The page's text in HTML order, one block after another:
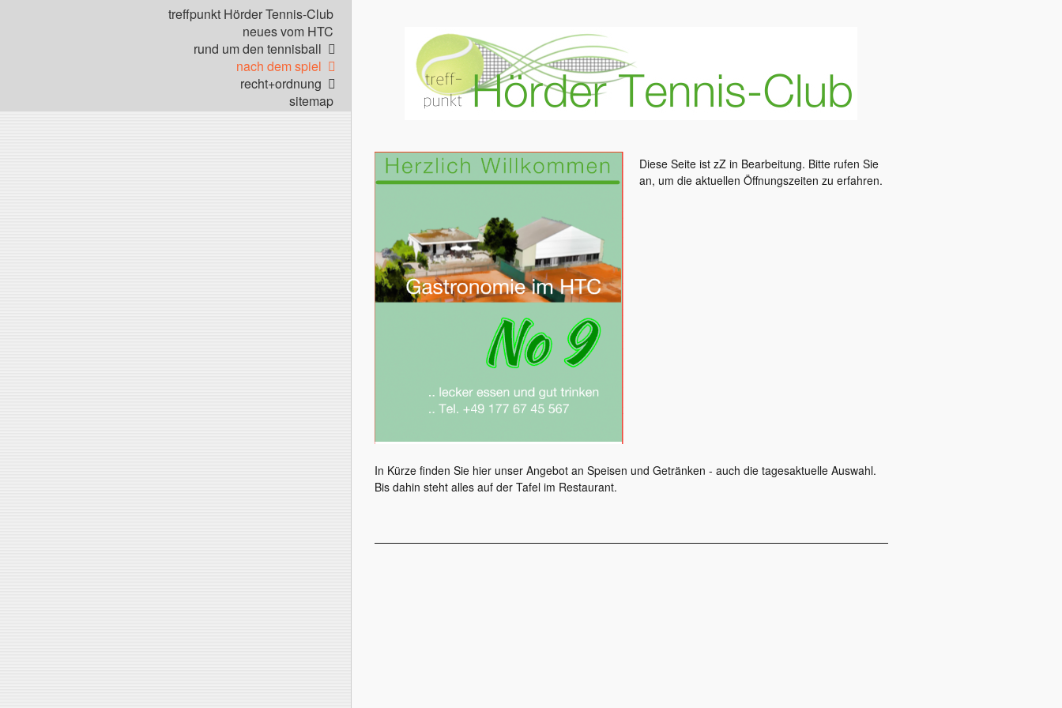
treffpunkt Hörder Tennis-Club
neues vom HTC
rund um den tennisball
nach dem spiel
recht+ordnung
sitemap
Diese Seite ist zZ in Bearbeitung. Bitte rufen Sie
an, um die aktuellen Öffnungszeiten zu erfahren.
In Kürze finden Sie hier unser Angebot an Speisen und Getränken - auch die tagesaktuelle Auswahl.
Bis dahin steht alles auf der Tafel im Restaurant.